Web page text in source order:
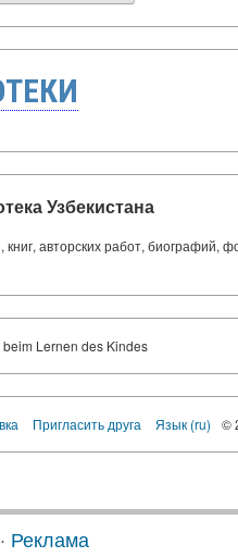
Узбекистана
авторских работ,
Lernen des Kindes
Пригласить друга Язык (ru) ©
· Реклама